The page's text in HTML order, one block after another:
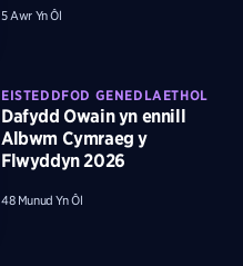
5 Awr Yn Ôl
EISTEDDFOD GENEDLAETHOL
Dafydd Owain yn ennill
Albwm Cymraeg y
Flwyddyn 2026
48 Munud Yn Ôl